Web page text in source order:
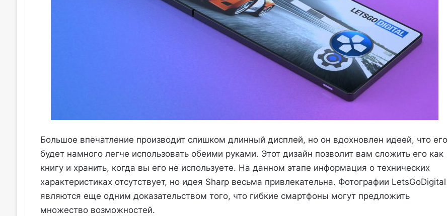
Большое впечатление производит слишком длинный дисплей, но он вдохновлен идеей, что его
будет намного легче использовать обеими руками. Этот дизайн позволит вам сложить его как
книгу и хранить, когда вы его не используете. На данном этапе информация о технических
характеристиках отсутствует, но идея Sharp весьма привлекательна. Фотографии LetsGoDigital
являются еще одним доказательством того, что гибкие смартфоны могут предложить
множество возможностей.